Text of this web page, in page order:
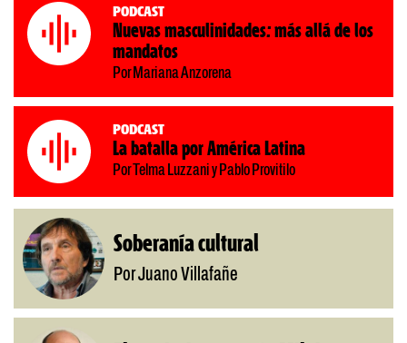
Podcast
Nuevas masculinidades: más allá de los
mandatos
Por Mariana Anzorena
Podcast
La batalla por América Latina
Por Telma Luzzani y Pablo Provitilo
Soberanía cultural
Por Juano Villafañe